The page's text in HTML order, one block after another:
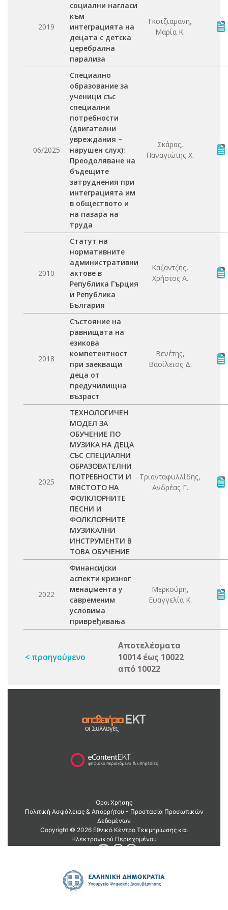
2019
социални нагласи
към
интеграцията на
децата с детска
церебрална
парализа
Γκοτζιαμάνη,
Μαρία Κ.
06/2025
Специално
образование за
ученици със
специални
потребности
(двигателни
увреждания –
нарушен слух):
Преодоляване на
бъдещите
затруднения при
интеграцията им
в обществото и
на пазара на
труда
Σκάρας,
Παναγιώτης Χ.
2010
Статут на
нормативните
административни
актове в
Република Гърция
и Република
България
Καζαντζής,
Χρήστος Α.
2018
Състояние на
равнищата на
езикова
компетентност
при заекващи
деца от
предучилищна
възраст
Βενέτης,
Βασίλειος Δ.
2025
ТЕХНОЛОГИЧЕН
МОДЕЛ ЗА
ОБУЧЕНИЕ ПО
МУЗИКА НА ДЕЦА
СЪС СПЕЦИАЛНИ
ОБРАЗОВАТЕЛНИ
ПОТРЕБНОСТИ И
МЯСТОТО НА
ФОЛКЛОРНИТЕ
ПЕСНИ И
ФОЛКЛОРНИТЕ
МУЗИКАЛНИ
ИНСТРУМЕНТИ В
ТОВА ОБУЧЕНИЕ
Τριανταφυλλίδης,
Ανδρέας Γ.
2022
Финансијски
аспекти кризног
менаџмента у
савременим
условима
привређивања
Μερκούρη,
Ευαγγελία Κ.
< προηγούμενο
Αποτελέσματα
10014 έως 10022
από 10022